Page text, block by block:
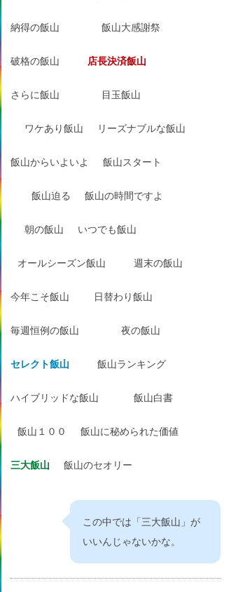
納得の飯山 飯山大感謝祭
破格の飯山 店長決済飯山
さらに飯山 目玉飯山
ワケあり飯山 リーズナブルな飯山
飯山からいよいよ 飯山スタート
飯山迫る 飯山の時間ですよ
朝の飯山 いつでも飯山
オールシーズン飯山 週末の飯山
今年こそ飯山 日替わり飯山
毎週恒例の飯山 夜の飯山
セレクト飯山 飯山ランキング
ハイブリッドな飯山 飯山白書
飯山１００ 飯山に秘められた価値
三大飯山 飯山のセオリー
この中では「三大飯山」が
いいんじゃないかな。